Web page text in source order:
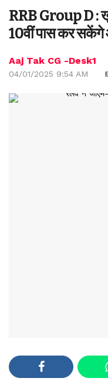
RRB Group D :
10वीं पास कर सकेंगे
Aaj Tak CG -Desk1
04/01/2025 9:54 AM